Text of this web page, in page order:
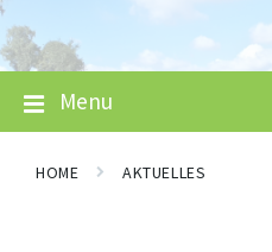
Skip
to
content
Skip
to
main
navigation
Skip
to
footer
Menu
HOME AKTUELLES